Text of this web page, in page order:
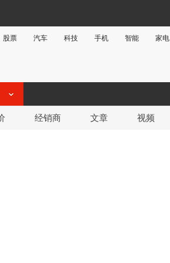
股票 汽车 科技 手机 智能 家电
经销商 文章 视频